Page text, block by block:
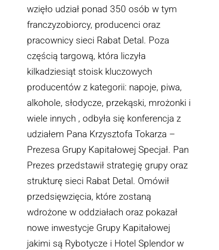
wzięło udział ponad 350 osób w tym
franczyzobiorcy, producenci oraz
pracownicy sieci Rabat Detal. Poza
częścią targową, która liczyła
kilkadziesiąt stoisk kluczowych
producentów z kategorii: napoje, piwa,
alkohole, słodycze, przekąski, mrożonki i
wiele innych , odbyła się konferencja z
udziałem Pana Krzysztofa Tokarza –
Prezesa Grupy Kapitałowej Specjał. Pan
Prezes przedstawił strategię grupy oraz
strukturę sieci Rabat Detal. Omówił
przedsięwzięcia, które zostaną
wdrożone w oddziałach oraz pokazał
nowe inwestycje Grupy Kapitałowej
jakimi są Rybotycze i Hotel Splendor w